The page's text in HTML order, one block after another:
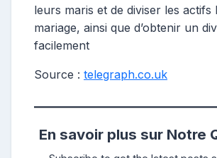
leurs maris et de diviser les actifs
mariage, ainsi que d’obtenir un
facilement
Source : telegraph.co.uk
En savoir plus sur Notre